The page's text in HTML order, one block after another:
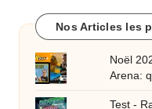
Nos Articles les
Noël
Arena:
Test -